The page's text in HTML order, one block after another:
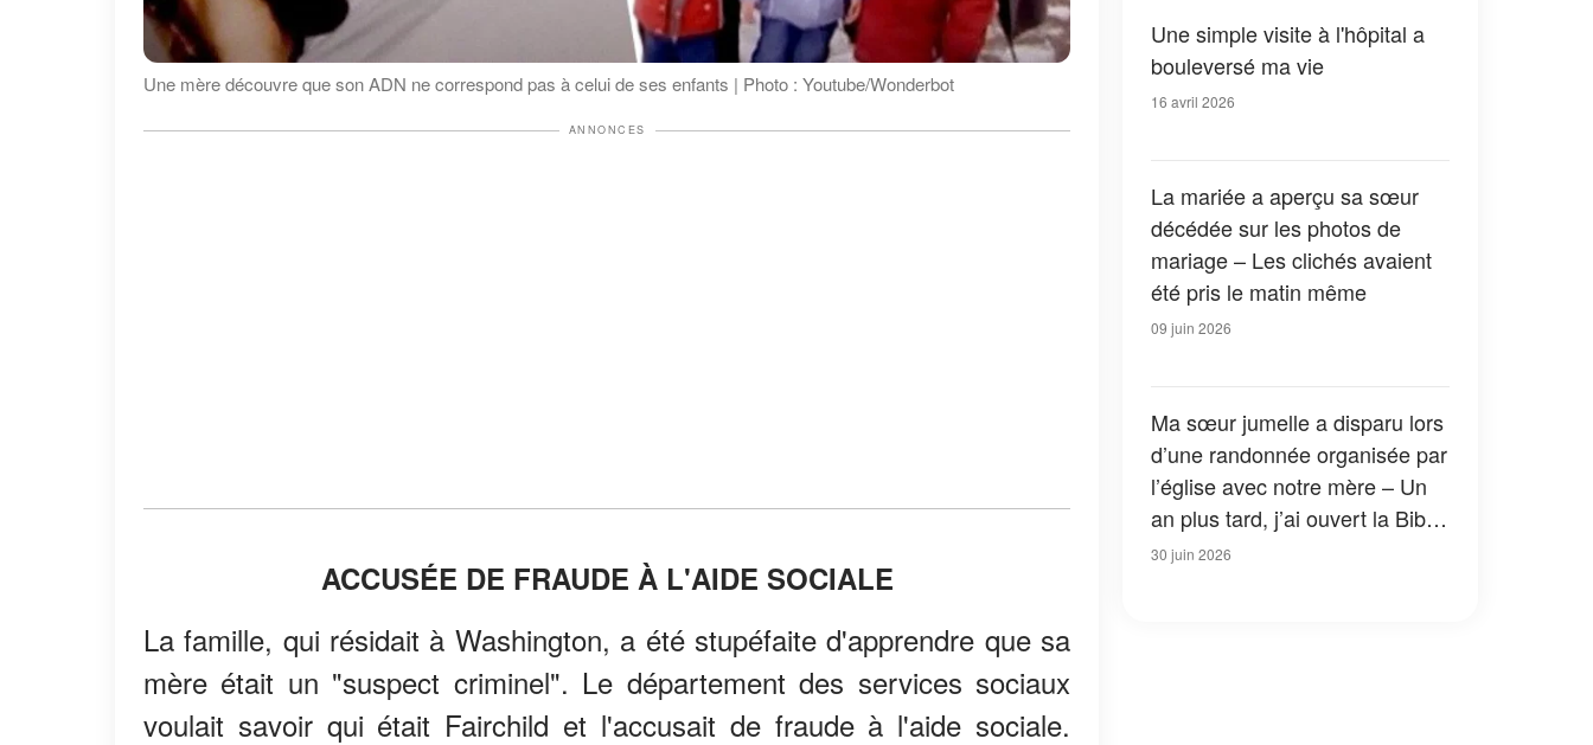
Une mère découvre que son ADN ne correspond pas à celui de ses enfants | Photo : Youtube/Wonderbot
ANNONCES
ACCUSÉE DE FRAUDE À L'AIDE SOCIALE
La famille, qui résidait à Washington, a été stupéfaite d'apprendre que sa
mère était un "suspect criminel". Le département des services sociaux
voulait savoir qui était Fairchild et l'accusait de fraude à l'aide sociale.
Une simple visite à l'hôpital a
bouleversé ma vie
16 avril 2026
La mariée a aperçu sa sœur
décédée sur les photos de
mariage – Les clichés avaient
été pris le matin même
09 juin 2026
Ma sœur jumelle a disparu lors
d’une randonnée organisée par
l’église avec notre mère – Un
an plus tard, j’ai ouvert la Bible
de notre mère et j’ai découvert
30 juin 2026